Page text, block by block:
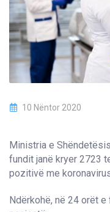
10 Nëntor 2020
Ministria e
fundit janë kryer 2723
pozitivë me
Ndërkohë, në 24 orët